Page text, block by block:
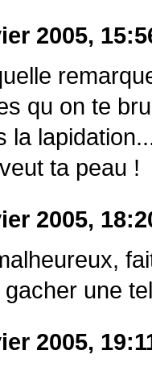
2005,
qu on te
la
ta peau !
2005,
une
2005,